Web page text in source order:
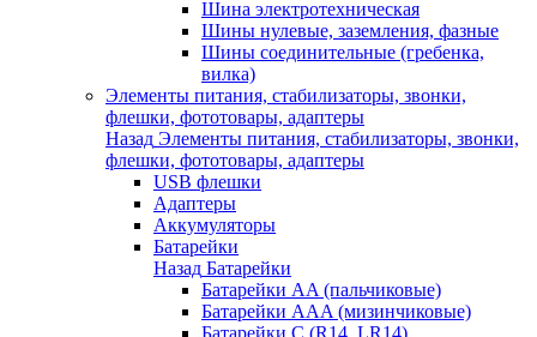
Шина электротехническая
Шины нулевые, заземления, фазные
Шины соединительные (гребенка,
вилка)
Элементы питания, стабилизаторы, звонки,
флешки, фототовары, адаптеры
Назад Элементы питания, стабилизаторы, звонки,
флешки, фототовары, адаптеры
USB флешки
Адаптеры
Аккумуляторы
Батарейки
Назад Батарейки
Батарейки AA (пальчиковые)
Батарейки AAA (мизинчиковые)
Батарейки C (R14, LR14)